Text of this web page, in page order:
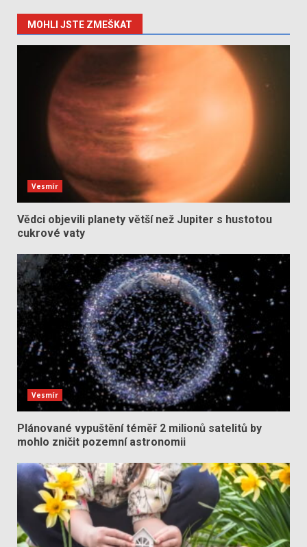
MOHLI JSTE ZMEŠKAT
Vesmír
Vědci objevili planety větší než Jupiter s hustotou
cukrové vaty
Vesmír
Plánované vypuštění téměř 2 milionů satelitů by
mohlo zničit pozemní astronomii